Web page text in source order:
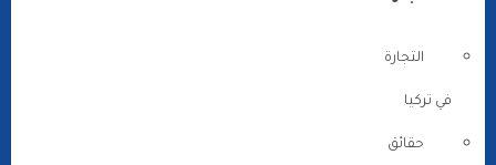
التجارة
في تركيا
حقائق